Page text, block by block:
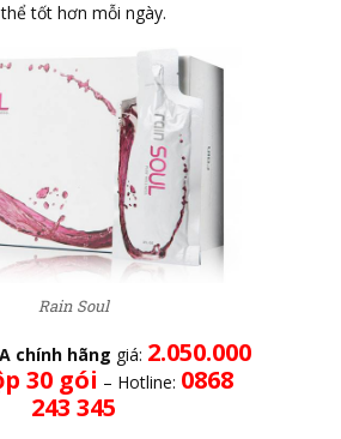
tốt hơn mỗi ngày.
Rain Soul
chính hãng giá: 2.050.000
30 gói – Hotline: 0868
243 345